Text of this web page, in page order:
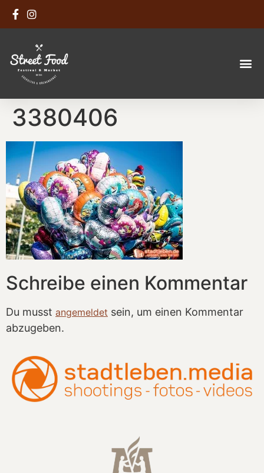
3380406
Schreibe einen Kommentar
Du musst angemeldet sein, um einen Kommentar
abzugeben.